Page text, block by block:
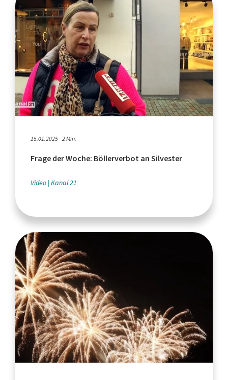
15.01.2025 - 2 Min.
Frage der Woche: Böllerverbot an Silvester
Video Kanal 21